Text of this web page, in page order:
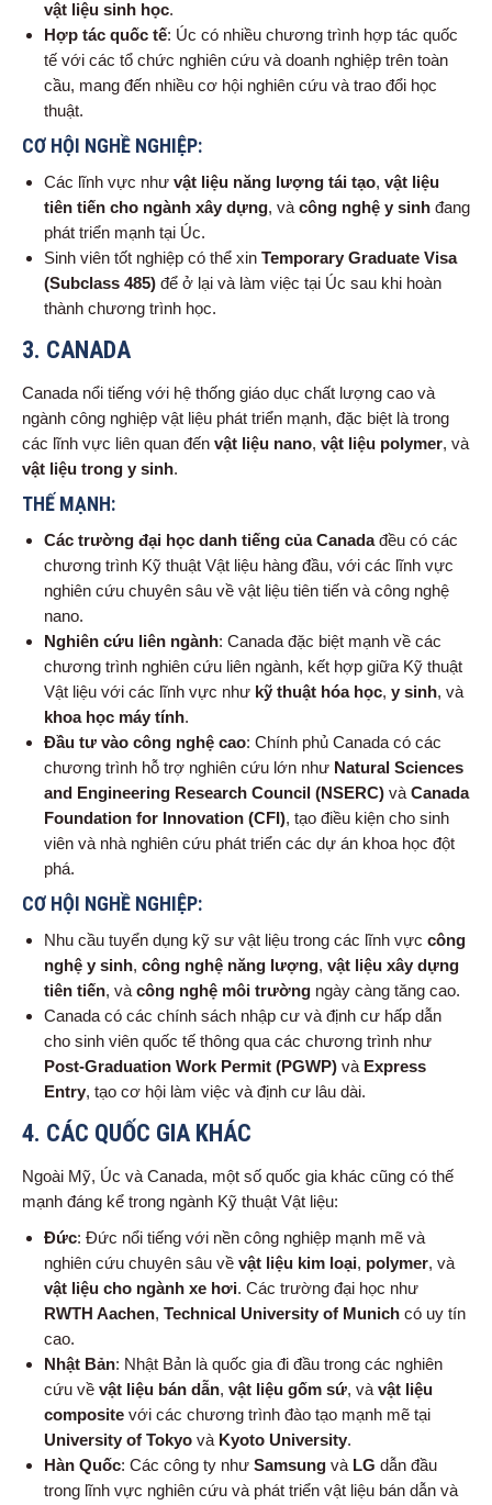
vật liệu sinh học.
Hợp tác quốc tế: Úc có nhiều chương trình hợp tác quốc
tế với các tổ chức nghiên cứu và doanh nghiệp trên toàn
cầu, mang đến nhiều cơ hội nghiên cứu và trao đổi học
thuật.
CƠ HỘI NGHỀ NGHIỆP:
Các lĩnh vực như vật liệu năng lượng tái tạo, vật liệu
tiên tiến cho ngành xây dựng, và công nghệ y sinh đang
phát triển mạnh tại Úc.
Sinh viên tốt nghiệp có thể xin Temporary Graduate Visa
(Subclass 485) để ở lại và làm việc tại Úc sau khi hoàn
thành chương trình học.
3. CANADA
Canada nổi tiếng với hệ thống giáo dục chất lượng cao và
ngành công nghiệp vật liệu phát triển mạnh, đặc biệt là trong
các lĩnh vực liên quan đến vật liệu nano, vật liệu polymer, và
vật liệu trong y sinh.
THẾ MẠNH:
Các trường đại học danh tiếng của Canadađều có các
chương trình Kỹ thuật Vật liệu hàng đầu, với các lĩnh vực
nghiên cứu chuyên sâu về vật liệu tiên tiến và công nghệ
nano.
Nghiên cứu liên ngành: Canada đặc biệt mạnh về các
chương trình nghiên cứu liên ngành, kết hợp giữa Kỹ thuật
Vật liệu với các lĩnh vực như kỹ thuật hóa học, y sinh, và
khoa học máy tính.
Đầu tư vào công nghệ cao: Chính phủ Canada có các
chương trình hỗ trợ nghiên cứu lớn như Natural Sciences
and Engineering Research Council (NSERC) và Canada
Foundation for Innovation (CFI), tạo điều kiện cho sinh
viên và nhà nghiên cứu phát triển các dự án khoa học đột
phá.
CƠ HỘI NGHỀ NGHIỆP:
Nhu cầu tuyển dụng kỹ sư vật liệu trong các lĩnh vực công
nghệ y sinh, công nghệ năng lượng, vật liệu xây dựng
tiên tiến, và công nghệ môi trường ngày càng tăng cao.
Canada có các chính sách nhập cư và định cư hấp dẫn
cho sinh viên quốc tế thông qua các chương trình như
Post-Graduation Work Permit (PGWP) và Express
Entry, tạo cơ hội làm việc và định cư lâu dài.
4. CÁC QUỐC GIA KHÁC
Ngoài Mỹ, Úc và Canada, một số quốc gia khác cũng có thế
mạnh đáng kể trong ngành Kỹ thuật Vật liệu:
Đức: Đức nổi tiếng với nền công nghiệp mạnh mẽ và
nghiên cứu chuyên sâu về vật liệu kim loại, polymer, và
vật liệu cho ngành xe hơi. Các trường đại học như
RWTH Aachen, Technical University of Munich có uy tín
cao.
Nhật Bản: Nhật Bản là quốc gia đi đầu trong các nghiên
cứu về vật liệu bán dẫn, vật liệu gốm sứ, và vật liệu
composite với các chương trình đào tạo mạnh mẽ tại
University of Tokyo và Kyoto University.
Hàn Quốc: Các công ty như Samsung và LG dẫn đầu
trong lĩnh vực nghiên cứu và phát triển vật liệu bán dẫn và